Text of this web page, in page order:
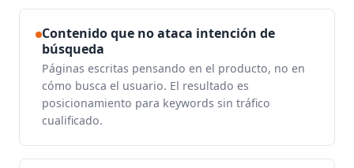
Contenido que no ataca intención de
búsqueda
Páginas escritas pensando en el producto, no en
cómo busca el usuario. El resultado es
posicionamiento para keywords sin tráfico
cualificado.